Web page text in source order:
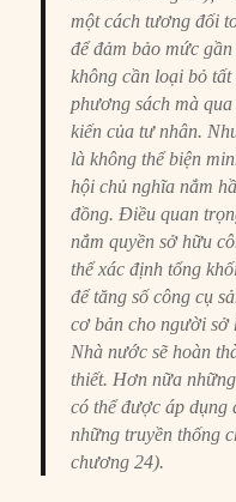
một cách tương đối
để đảm bảo mức
không cần loại bỏ
phương sách mà
kiến của tư nhân.
là không thể biện
hội chủ nghĩa nắm
đồng. Điều quan
nắm quyền sở hữu
thể xác định tổng
để tăng số công cụ
cơ bản cho người sở
Nhà nước sẽ hoàn
thiết. Hơn nữa
có thể được áp dụng
những truyền thống
chương 24).